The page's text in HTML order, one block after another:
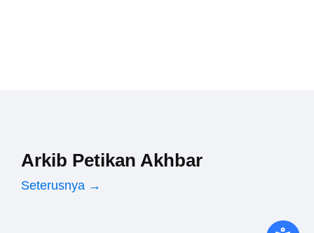
Arkib Petikan Akhbar
Seterusnya →